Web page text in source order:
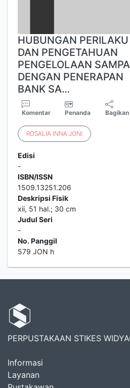
HUBUNGAN PERILAKU
DAN PENGETAHUAN
PENGELOLAAN
DENGAN PENERAPAN
BANK SA…
Komentar Penanda Bagikan
ROSALIA INNA JONI
Edisi
-
ISBN/ISSN
1509.13251.206
Deskripsi Fisik
xii, 51 hal.; 30 cm
Judul Seri
-
No. Panggil
579 JON h
PERPUSTAKAAN STIKES
Informasi
Layanan